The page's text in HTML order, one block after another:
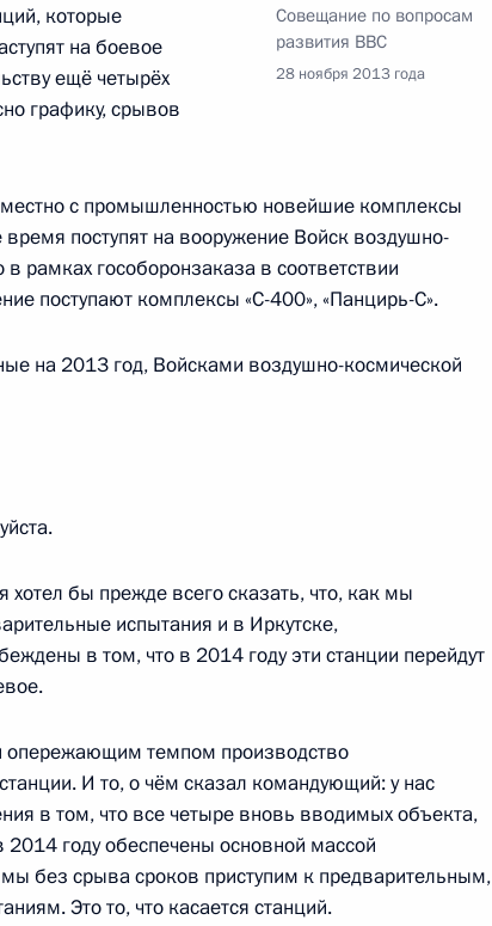
консультации
налоговой службы
с завершением
программе 24 ноября
Совещание по вопросам
развития ВВС
28 ноября 2013 года
которые
на боевое
ещё четырёх
графику, срывов
с промышленностью новейшие комплексы
поступят на вооружение Войск воздушно-
рамках гособоронзаказа в соответствии
поступают комплексы «С-400», «Панцирь-С».
на 2013 год, Войсками воздушно-космической
бы прежде всего сказать, что, как мы
испытания и в Иркутске,
в том, что в 2014 году эти станции перейдут
опережающим темпом производство
И то, о чём сказал командующий: у нас
в том, что все четыре вновь вводимых объекта,
2014 году обеспечены основной массой
мы без срыва сроков приступим к предварительным,
Это то, что касается станций.